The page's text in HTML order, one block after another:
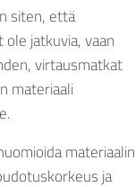
siten, että
jatkuvia, vaan
virtausmatkat
materiaali
materiaalin
ja